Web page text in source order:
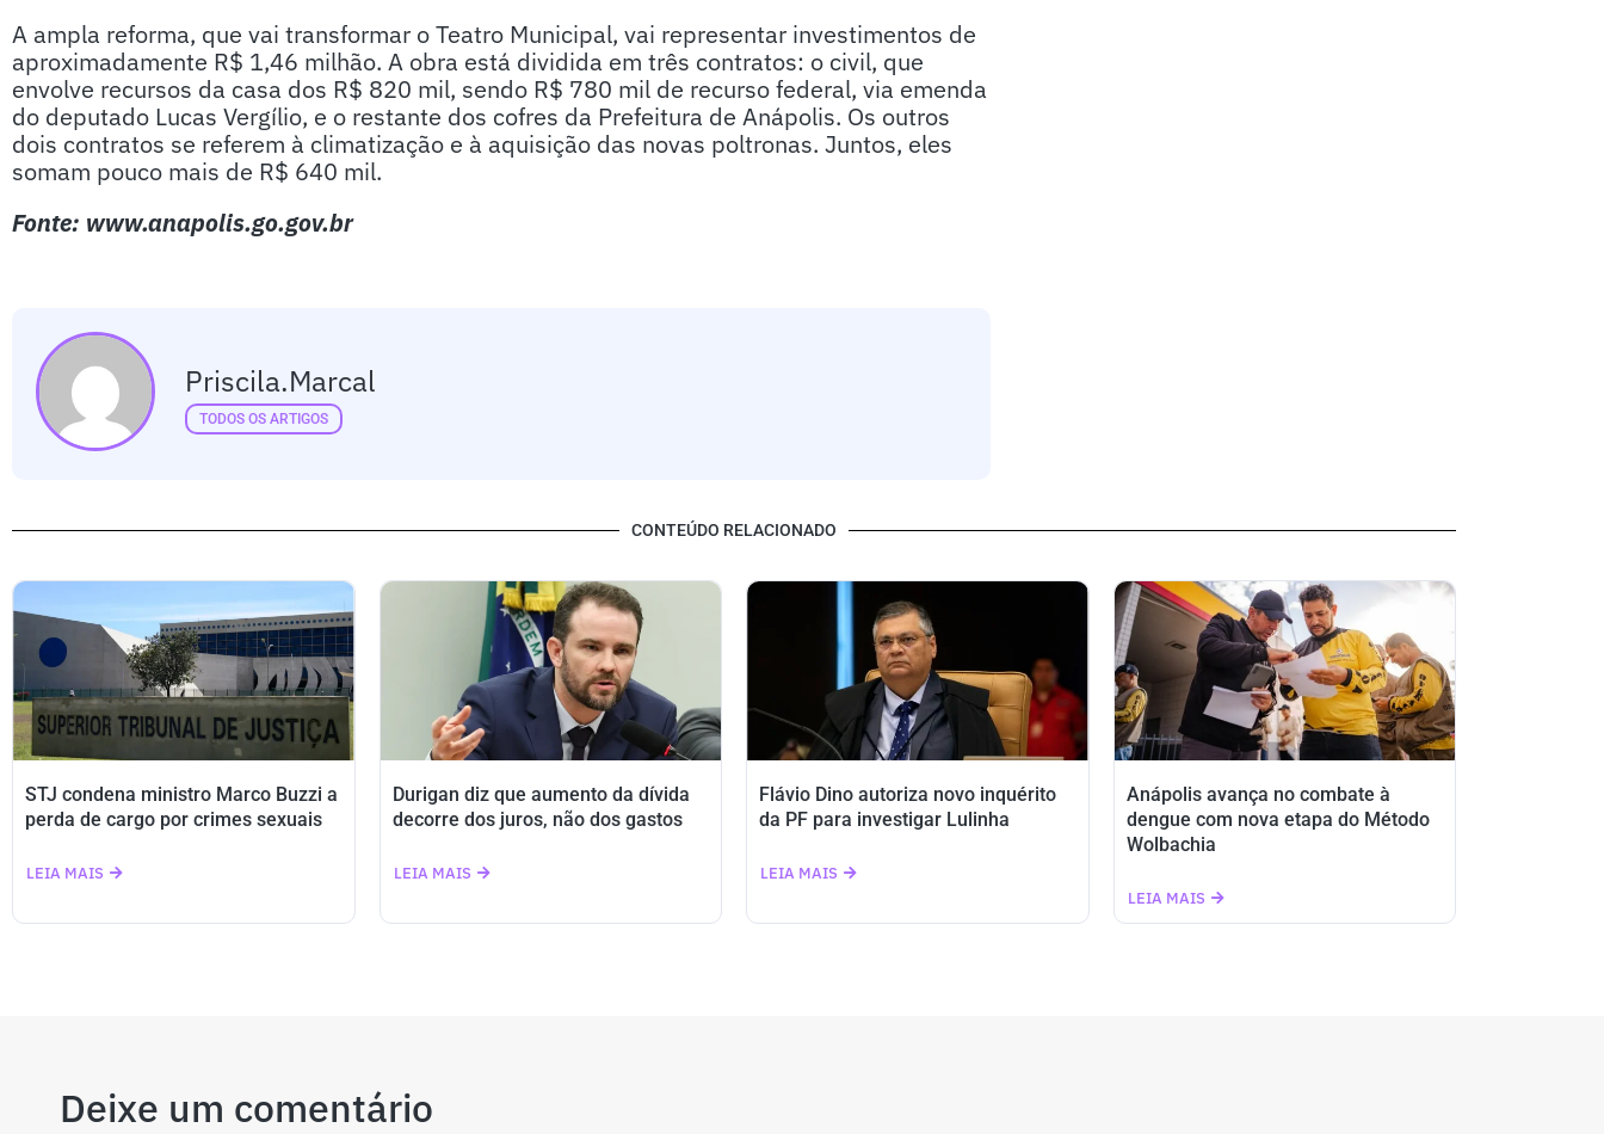
A ampla reforma, que vai transformar o Teatro Municipal, vai representar investimentos de
aproximadamente R$ 1,46 milhão. A obra está dividida em três contratos: o civil, que
envolve recursos da casa dos R$ 820 mil, sendo R$ 780 mil de recurso federal, via emenda
do deputado Lucas Vergílio, e o restante dos cofres da Prefeitura de Anápolis. Os outros
dois contratos se referem à climatização e à aquisição das novas poltronas. Juntos, eles
somam pouco mais de R$ 640 mil.
Fonte: www.anapolis.go.gov.br
Priscila.marcal
TODOS OS ARTIGOS
CONTEÚDO RELACIONADO
STJ condena ministro Marco Buzzi a
perda de cargo por crimes sexuais
LEIA MAIS
Durigan diz que aumento da dívida
decorre dos juros, não dos gastos
LEIA MAIS
Flávio Dino autoriza novo inquérito
da PF para investigar Lulinha
LEIA MAIS
Anápolis avança no combate à
dengue com nova etapa do Método
Wolbachia
LEIA MAIS
Deixe um comentário